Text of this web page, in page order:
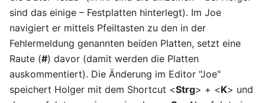
sind das einige – Festplatten hinterlegt). Im Joe
navigiert er mittels Pfeiltasten zu den in der
Fehlermeldung genannten beiden Platten, setzt eine
Raute (#) davor (damit werden die Platten
auskommentiert). Die Änderung im Editor "Joe"
speichert Holger mit dem Shortcut <Strg> + <K> und